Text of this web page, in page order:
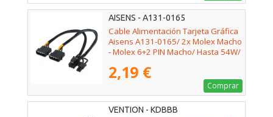
AISENS - A131-0165
Cable Alimentación Tarjeta Gráfica
Aisens A131-0165/ 2x Molex Macho
- Molex 6+2 PIN Macho/ Hasta 54W/
2,19 €
Comprar
VENTION - KDBBB